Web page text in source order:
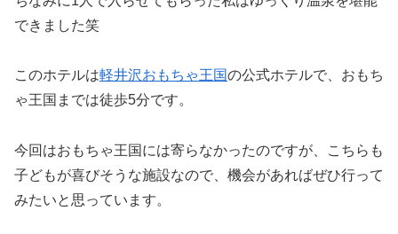
できました笑
このホテルは軽井沢おもちゃ王国の公式ホテルで、おもち
ゃ王国までは徒歩5分です。
今回はおもちゃ王国には寄らなかったのですが、こちらも
子どもが喜びそうな施設なので、機会があればぜひ行って
みたいと思っています。